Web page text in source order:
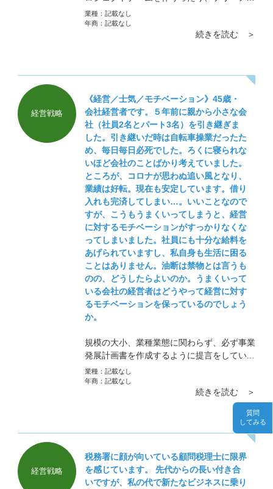
レス制にしたり、会社によっていろいろな取
り組みをしています。風通しをよくするには
コミュニケーションしかありません。その仕
業種： 記載なし
年商： 記載なし
続きを読む ＞
経営戦略
《経営／士気／モチベーション》45歳・
会社経営者です。５年前に親から小さな会
社（社員2名とパート3名）を引き継ぎま
した。引き継いだ時は自転車操業だったた
め、毎日毎日必死でした。ろくに寝られな
いほど会社のことばかり考えていました。
ところが、コロナが思わぬ追い風となり、
業績は好転。現在も安定しています。借り
入れも完済してしまい…。いいことなので
すが、こうもうまくいってしまうと、経営
に対するモチベーションがすっかりなくな
ってしまいました。社員にも十分な給料を
あげられていますし、私自身も生活に困る
ことはありません。油断は禁物とは言うも
のの、どうしたらよいのか。うまくいって
いる会社の経営者はどうやって経営に対す
るモチベーションを保っているのでしょう
か。
規模の大小、業種業態に関わらず、必ず事業
発展計画書を作成するように提言をしていま
す。 事業とは終わりがありません。一つ目
の旗（目標）まで辿り着いたのであれば、二
つ目の旗を目指さなければいけません。現状
業種： 記載なし
年商： 記載なし
続きを読む ＞
経営戦略
税務署に顔が向いている顧問税理士に限界
を感じています。 先代からの長い付き合
いですが、私の代で新たなビジネスに乗り
質問
してみる